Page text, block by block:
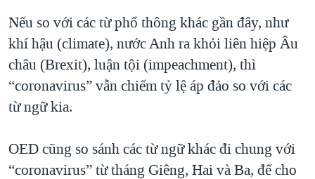
Nếu so với các từ phổ thông khác gần đây, như
khí hậu (climate), nước Anh ra khỏi liên hiệp Âu
châu (Brexit), luận tội (impeachment), thì
“coronavirus” vẫn chiếm tỷ lệ áp đảo so với các
từ ngữ kia.
OED cũng so sánh các từ ngữ khác đi chung với
“coronavirus” từ tháng Giêng, Hai và Ba, để cho